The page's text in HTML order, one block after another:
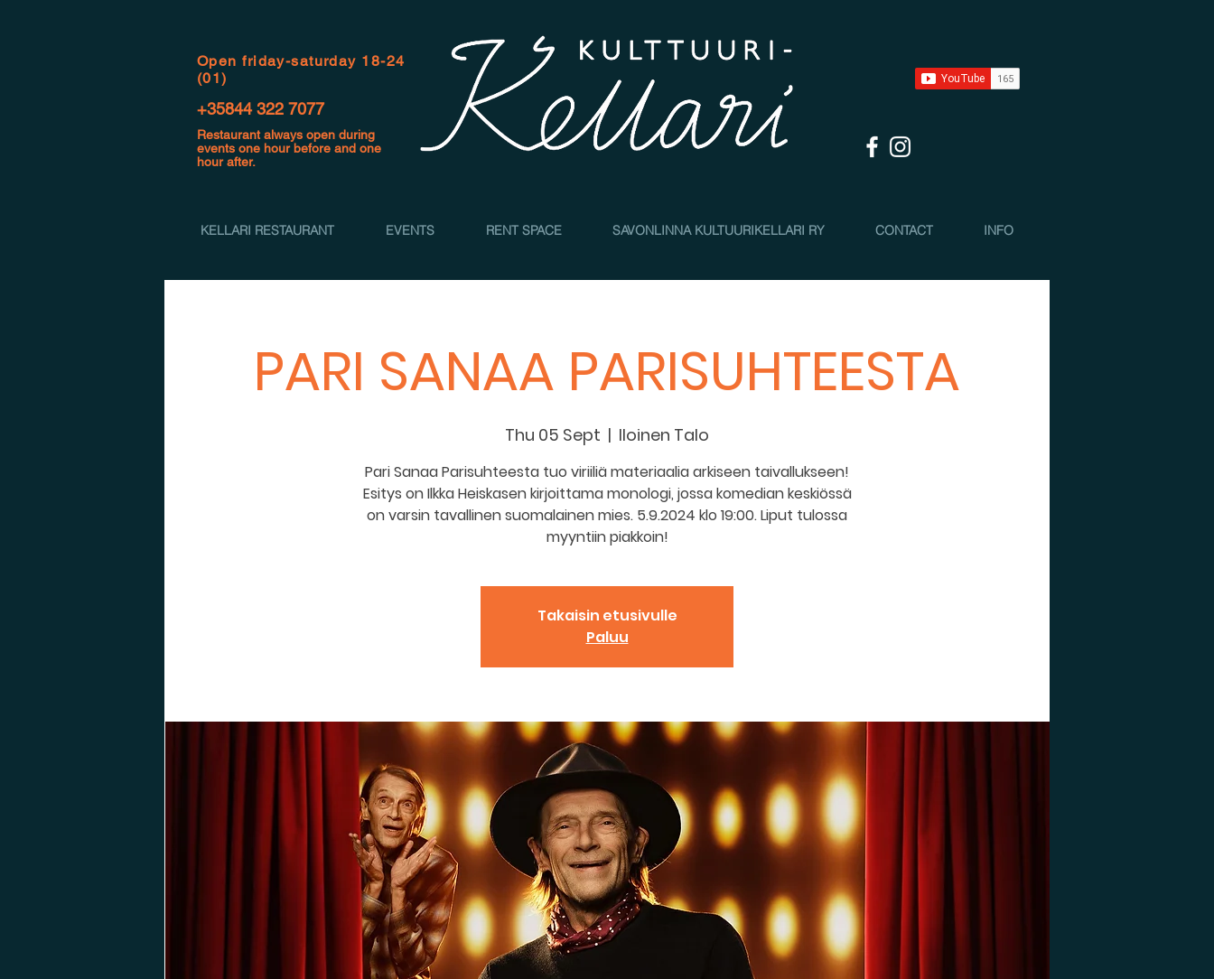
Open friday-saturday 18-24
(01)
+35844 322 7077
Restaurant always open during
events one hour before and one
hour after.
KELLARI RESTAURANT EVENTS RENT SPACE SAVONLINNA KULTUURIKELLARI RY CONTACT INFO
PARI SANAA PARISUHTEESTA
Thu 05 Sept
  |
Iloinen Talo
Pari Sanaa Parisuhteesta tuo viriiliä materiaalia arkiseen taivallukseen!
Esitys on Ilkka Heiskasen kirjoittama monologi, jossa komedian keskiössä
on varsin tavallinen suomalainen mies. 5.9.2024 klo 19:00. Liput tulossa
myyntiin piakkoin!
Takaisin etusivulle
Paluu